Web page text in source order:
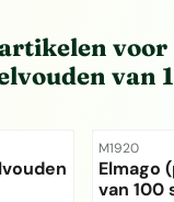
voor
van
M1920
Elmago
van 100